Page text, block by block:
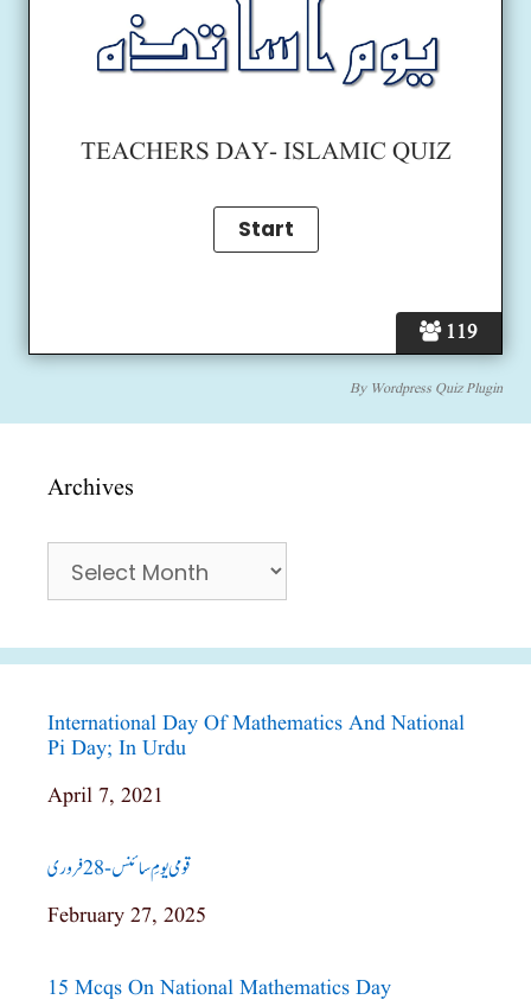
119
TEACHERS DAY- ISLAMIC QUIZ
By Wordpress Quiz Plugin
Archives
Archives
International Day Of Mathematics And National
Pi Day; In Urdu
Date
April 7, 2021
قومی یومِ سائنس-28 فروری
Date
February 27, 2025
15 Mcqs On National Mathematics Day